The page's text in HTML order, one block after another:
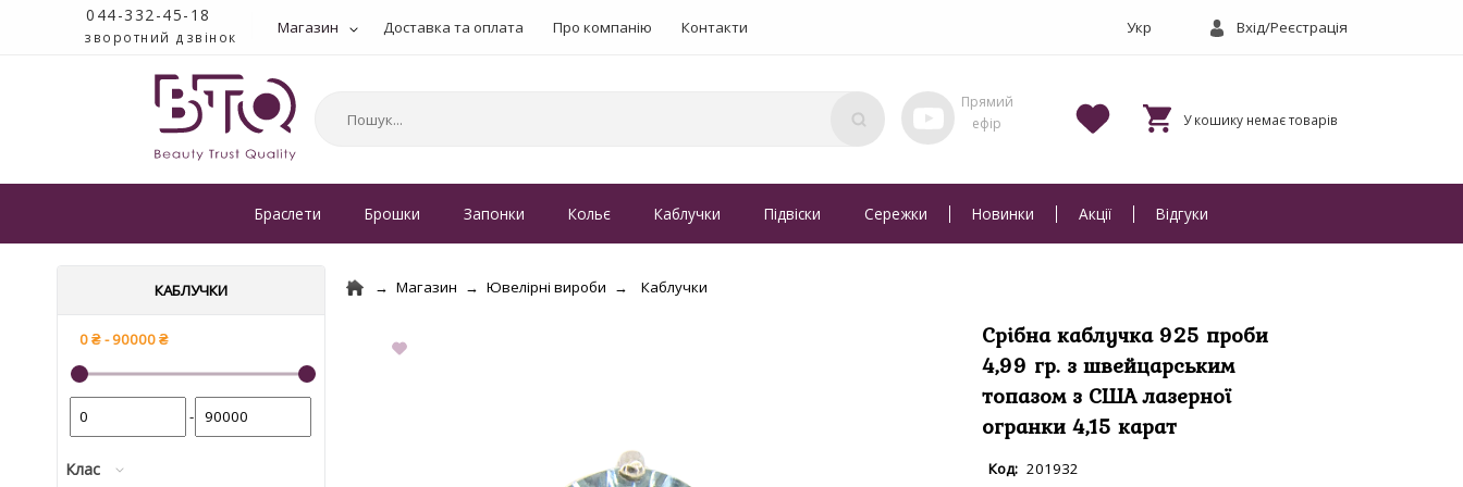
044-332-45-18
зворотний дзвінок Магазин Доставка та оплата Про компанію Контакти Вхід/Реєстрація
Браслети Брошки Запонки Кольє Каблучки Підвіски Сережки Новинки Акції Відгуки
КАБЛУЧКИ
-
Клас
Магазин Ювелірні вироби Каблучки
Срібна каблучка 925 проби
4,99 гр. з швейцарським
топазом з США лазерної
огранки 4,15 карат
201932